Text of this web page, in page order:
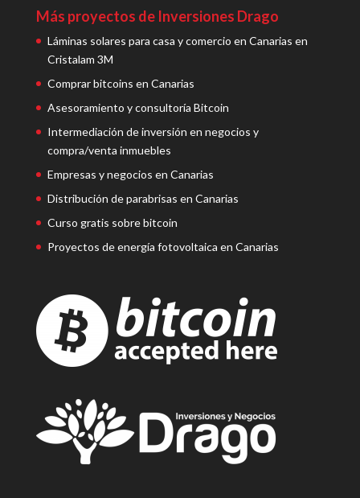
Más proyectos de Inversiones Drago
Láminas solares para casa y comercio en Canarias en
Cristalam 3M
Comprar bitcoins en Canarias
Asesoramiento y consultoría Bitcoin
Intermediación de inversión en negocios y
compra/venta inmuebles
Empresas y negocios en Canarias
Distribución de parabrisas en Canarias
Curso gratis sobre bitcoin
Proyectos de energía fotovoltaica en Canarias